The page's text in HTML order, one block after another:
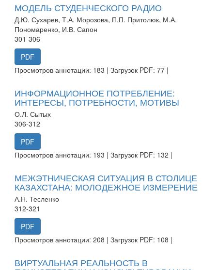
МОДЕЛЬ СТУДЕНЧЕСКОГО РАДИО
Д.Ю. Сухарев, Т.А. Морозова, П.П. Притолюк, М.А.
Пономаренко, И.В. Сапон
301-306
PDF
Просмотров аннотации: 183 | Загрузок PDF: 77 |
ИНФОРМАЦИОННОЕ ПОТРЕБЛЕНИЕ:
ИНТЕРЕСЫ, ПОТРЕБНОСТИ, МОТИВЫ
О.Л. Сытых
306-312
PDF
Просмотров аннотации: 193 | Загрузок PDF: 132 |
МЕЖЭТНИЧЕСКАЯ СИТУАЦИЯ В СТОЛИЦЕ
КАЗАХСТАНА: МОЛОДЕЖНОЕ ИЗМЕРЕНИЕ
А.Н. Тесленко
312-321
PDF
Просмотров аннотации: 208 | Загрузок PDF: 108 |
ВИРТУАЛЬНАЯ РЕАЛЬНОСТЬ В